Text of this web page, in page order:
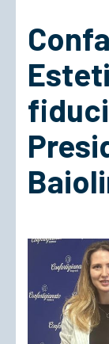
Cosa Facciamo